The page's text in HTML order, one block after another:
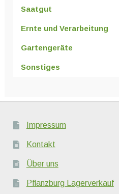
Saatgut
Ernte und Verarbeitung
Gartengeräte
Sonstiges
Impressum
Kontakt
Über uns
Pflanzburg Lagerverkauf